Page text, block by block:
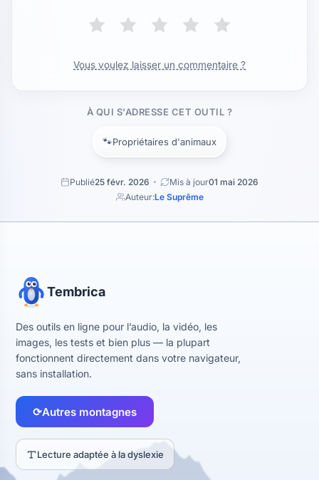
Vous voulez laisser un commentaire ?
À QUI S'ADRESSE CET OUTIL ?
🐾Propriétaires d'animaux
Publié25 févr. 2026 Mis à jour01 mai 2026
Auteur:Le Suprême
Tembrica
Des outils en ligne pour l’audio, la vidéo, les
images, les tests et bien plus — la plupart
fonctionnent directement dans votre navigateur,
sans installation.
⟳Autres montagnes
Lecture adaptée à la dyslexie